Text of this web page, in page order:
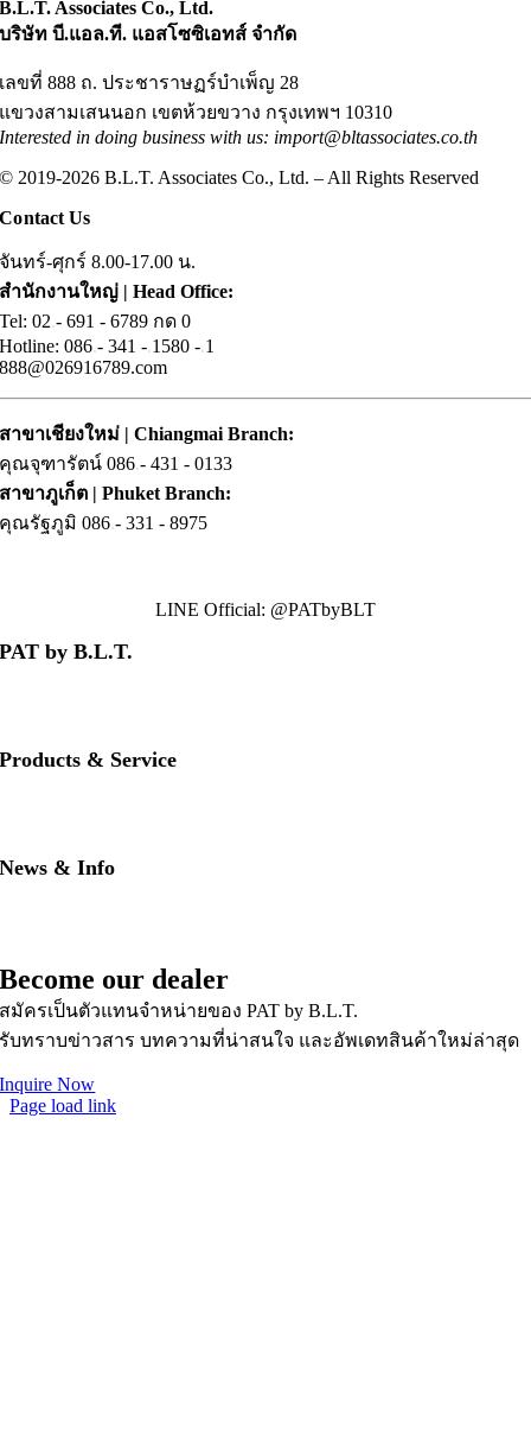
B.L.T. Associates Co., Ltd.
บริษัท บี.แอล.ที. แอสโซซิเอทส์ จำกัด
เลขที่ 888 ถ. ประชาราษฏร์บำเพ็ญ 28
แขวงสามเสนนอก เขตห้วยขวาง กรุงเทพฯ 10310
Interested in doing business with us: import@bltassociates.co.th
© 2019-2026 B.L.T. Associates Co., Ltd. – All Rights Reserved
Contact Us
จันทร์-ศุกร์ 8.00-17.00 น.
สำนักงานใหญ่ | Head Office:
Tel: 02.- 691 - 6789 กด 0
Hotline: 086.- 341 -.1580 -.1
888@026916789.com
สาขาเชียงใหม่ | Chiangmai Branch:
คุณจุฑารัตน์ 086.- 431 - 0133
สาขาภูเก็ต | Phuket Branch:
คุณรัฐภูมิ 086.- 331 - 8975
LINE Official: @PATbyBLT
PAT by B.L.T.
Products & Service
News & Info
Become our dealer
สมัครเป็นตัวแทนจำหน่ายของ PAT by B.L.T.
รับทราบข่าวสาร บทความที่น่าสนใจ และอัพเดทสินค้าใหม่ล่าสุด
Inquire Now
Page load link